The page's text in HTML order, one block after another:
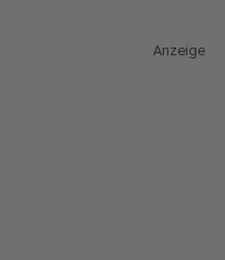
Anzeige